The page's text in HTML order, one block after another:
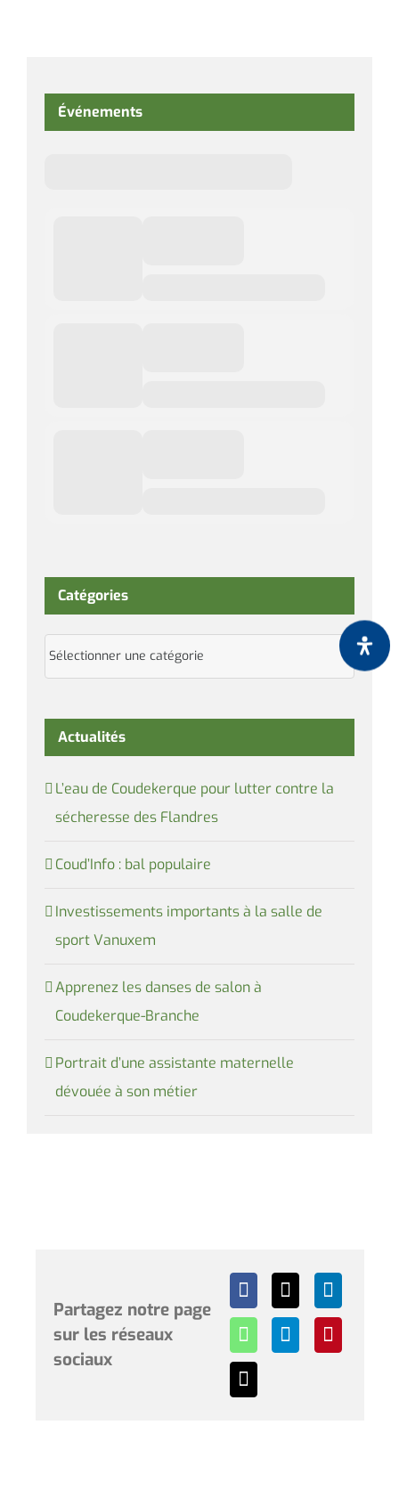
Événements
Catégories
Catégories
Actualités
L’eau de Coudekerque pour lutter contre la
sécheresse des Flandres
Coud’Info : bal populaire
Investissements importants à la salle de
sport Vanuxem
Apprenez les danses de salon à
Coudekerque-Branche
Portrait d’une assistante maternelle
dévouée à son métier
Partagez notre page
sur les réseaux
sociaux